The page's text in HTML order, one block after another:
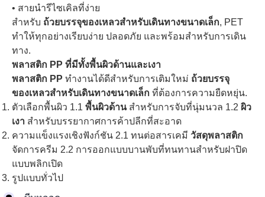
• สายนำรีไซเคิลที่ง่าย
สำหรับ ถ้วยบรรจุของเหลวสำหรับเดินทางขนาดเล็ก, PET
ทำให้ทุกอย่างเรียบง่าย ปลอดภัย และพร้อมสำหรับการเดิน
ทาง.
พลาสติก PP ที่มีทั้งพื้นผิวด้านและเงา
พลาสติก PP ทำงานได้ดีสำหรับการเติมใหม่ ถ้วยบรรจุ
ของเหลวสำหรับเดินทางขนาดเล็ก ที่ต้องการความยืดหยุ่น.
ตัวเลือกพื้นผิว 1.1 พื้นผิวด้านสำหรับการจับที่นุ่มนวล 1.2 ผิว
เงา สำหรับบรรยากาศการค้าปลีกที่สะอาด
ความแข็งแรงเชิงฟังก์ชัน 2.1 ทนต่อสารเคมี วัสดุพลาสติก
จัดการครีม 2.2 การออกแบบบานพับที่ทนทานสำหรับฝาปิด
แบบพลิกเปิด
รูปแบบทั่วไป